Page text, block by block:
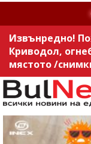
Извънредно!
Криводол,
мястото /